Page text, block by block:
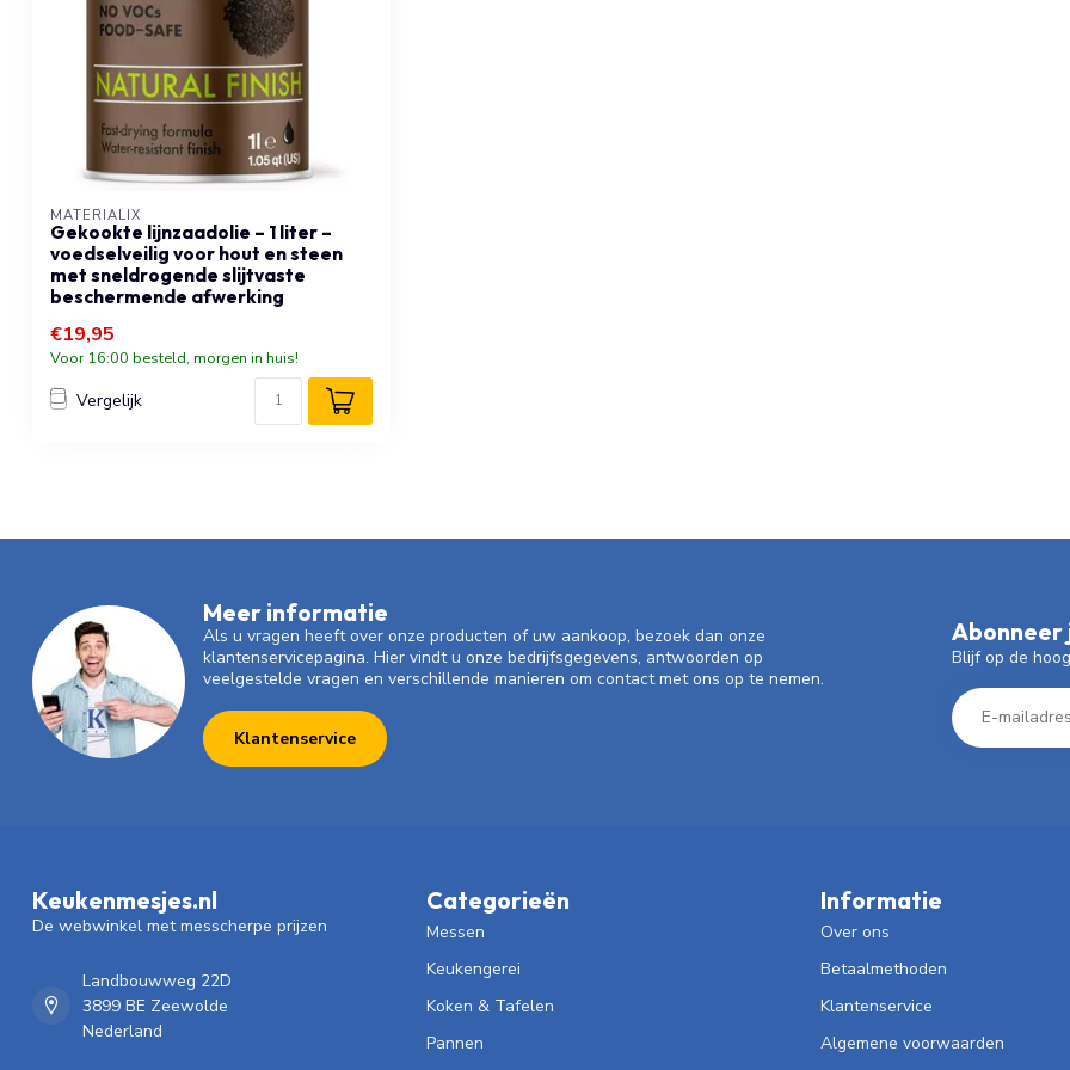
MATERIALIX
Gekookte lijnzaadolie – 1 liter –
voedselveilig voor hout en steen
met sneldrogende slijtvaste
beschermende afwerking
€19,95
Voor 16:00 besteld, morgen in huis!
Vergelijk
Meer informatie
Als u vragen heeft over onze producten of uw aankoop, bezoek dan onze
klantenservicepagina. Hier vindt u onze bedrijfsgegevens, antwoorden op
veelgestelde vragen en verschillende manieren om contact met ons op te nemen.
Klantenservice
Abonneer
Blijf op de
Keukenmesjes.nl
De webwinkel met messcherpe prijzen
Landbouwweg 22D
3899 BE Zeewolde
Nederland
Categorieën
Messen
Keukengerei
Koken & Tafelen
Pannen
Informatie
Over ons
Betaalmethoden
Klantenservice
Algemene voorwaarden